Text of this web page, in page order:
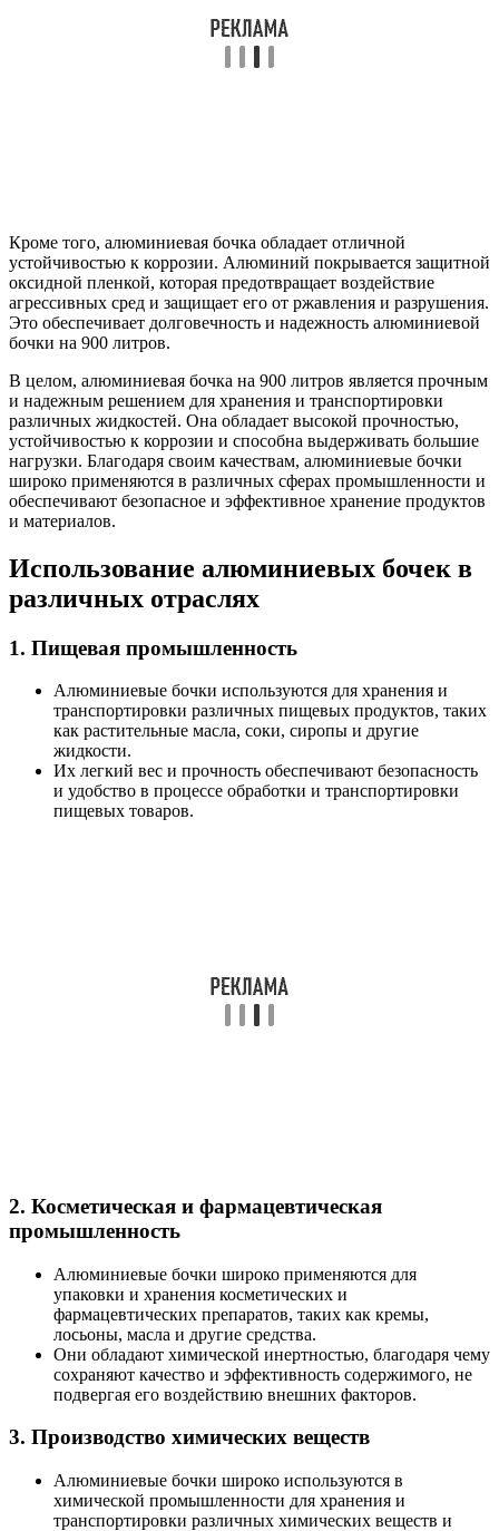
Кроме того, алюминиевая бочка обладает отличной
устойчивостью к коррозии. Алюминий покрывается защитной
оксидной пленкой, которая предотвращает воздействие
агрессивных сред и защищает его от ржавления и разрушения.
Это обеспечивает долговечность и надежность алюминиевой
бочки на 900 литров.
В целом, алюминиевая бочка на 900 литров является прочным
и надежным решением для хранения и транспортировки
различных жидкостей. Она обладает высокой прочностью,
устойчивостью к коррозии и способна выдерживать большие
нагрузки. Благодаря своим качествам, алюминиевые бочки
широко применяются в различных сферах промышленности и
обеспечивают безопасное и эффективное хранение продуктов
и материалов.
Использование алюминиевых бочек в
различных отраслях
1. Пищевая промышленность
Алюминиевые бочки используются для хранения и
транспортировки различных пищевых продуктов, таких
как растительные масла, соки, сиропы и другие
жидкости.
Их легкий вес и прочность обеспечивают безопасность
и удобство в процессе обработки и транспортировки
пищевых товаров.
2. Косметическая и фармацевтическая
промышленность
Алюминиевые бочки широко применяются для
упаковки и хранения косметических и
фармацевтических препаратов, таких как кремы,
лосьоны, масла и другие средства.
Они обладают химической инертностью, благодаря чему
сохраняют качество и эффективность содержимого, не
подвергая его воздействию внешних факторов.
3. Производство химических веществ
Алюминиевые бочки широко используются в
химической промышленности для хранения и
транспортировки различных химических веществ и